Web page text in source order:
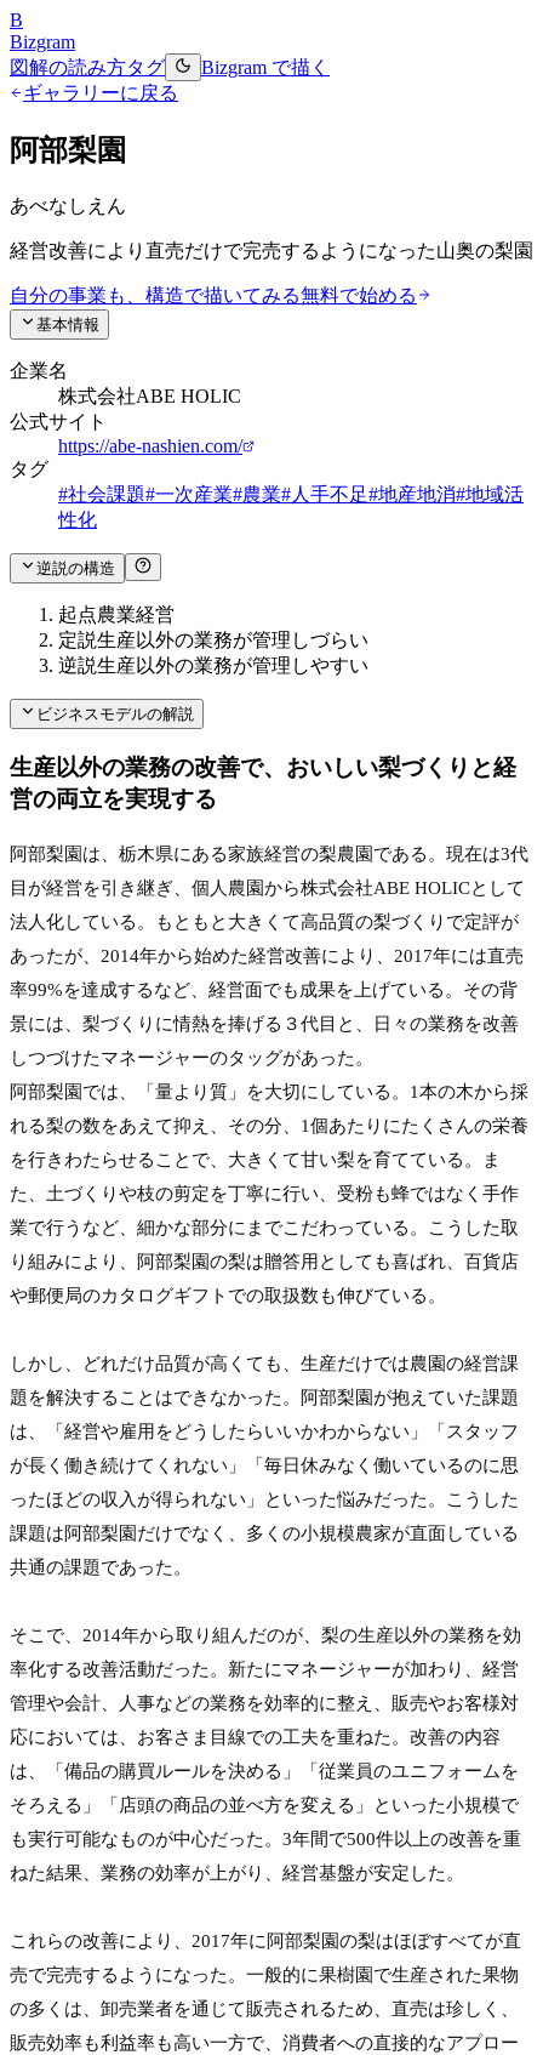
B
Bizgram
図解の読み方タグ
Bizgram で描く
ギャラリーに戻る
阿部梨園
あべなしえん
経営改善により直売だけで完売するようになった山奥の梨園
自分の事業も、構造で描いてみる無料で始める
基本情報
企業名
株式会社ABE HOLIC
公式サイト
https://abe-nashien.com/
タグ
#社会課題#一次産業#農業#人手不足#地産地消#地域活
性化
逆説の構造
起点農業経営
定説生産以外の業務が管理しづらい
逆説生産以外の業務が管理しやすい
ビジネスモデルの解説
生産以外の業務の改善で、おいしい梨づくりと経
営の両立を実現する
阿部梨園は、栃木県にある家族経営の梨農園である。現在は3代
目が経営を引き継ぎ、個人農園から株式会社ABE HOLICとして
法人化している。もともと大きくて高品質の梨づくりで定評が
あったが、2014年から始めた経営改善により、2017年には直売
率99%を達成するなど、経営面でも成果を上げている。その背
景には、梨づくりに情熱を捧げる３代目と、日々の業務を改善
しつづけたマネージャーのタッグがあった。
阿部梨園では、「量より質」を大切にしている。1本の木から採
れる梨の数をあえて抑え、その分、1個あたりにたくさんの栄養
を行きわたらせることで、大きくて甘い梨を育てている。ま
た、土づくりや枝の剪定を丁寧に行い、受粉も蜂ではなく手作
業で行うなど、細かな部分にまでこだわっている。こうした取
り組みにより、阿部梨園の梨は贈答用としても喜ばれ、百貨店
や郵便局のカタログギフトでの取扱数も伸びている。
しかし、どれだけ品質が高くても、生産だけでは農園の経営課
題を解決することはできなかった。阿部梨園が抱えていた課題
は、「経営や雇用をどうしたらいいかわからない」「スタッフ
が長く働き続けてくれない」「毎日休みなく働いているのに思
ったほどの収入が得られない」といった悩みだった。こうした
課題は阿部梨園だけでなく、多くの小規模農家が直面している
共通の課題であった。
そこで、2014年から取り組んだのが、梨の生産以外の業務を効
率化する改善活動だった。新たにマネージャーが加わり、経営
管理や会計、人事などの業務を効率的に整え、販売やお客様対
応においては、お客さま目線での工夫を重ねた。改善の内容
は、「備品の購買ルールを決める」「従業員のユニフォームを
そろえる」「店頭の商品の並べ方を変える」といった小規模で
も実行可能なものが中心だった。3年間で500件以上の改善を重
ねた結果、業務の効率が上がり、経営基盤が安定した。
これらの改善により、2017年に阿部梨園の梨はほぼすべてが直
売で完売するようになった。一般的に果樹園で生産された果物
の多くは、卸売業者を通じて販売されるため、直売は珍しく、
販売効率も利益率も高い一方で、消費者への直接的なアプロー